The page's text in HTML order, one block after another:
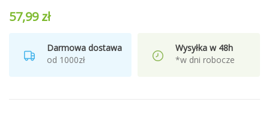
57,99 zł
Darmowa dostawa
od 1000zł
Wysyłka w 48h
*w dni robocze